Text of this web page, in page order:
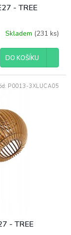
- TREE
Skladem (231 ks)
DO KOŠÍKU
- TREE
P0013-3XLUCA05